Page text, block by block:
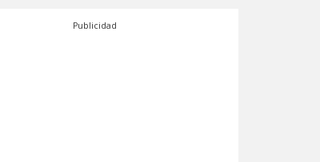
Publicidad